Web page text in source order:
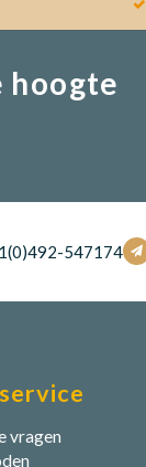
hoogte
547174
vragen